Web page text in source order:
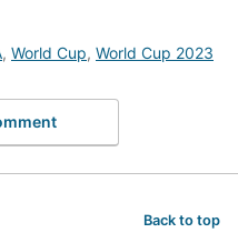
, World Cup, World Cup 2023
Back to top